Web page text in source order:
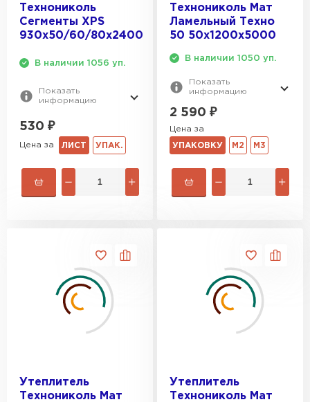
Технониколь
Сегменты XPS
930х50/60/80x2400
В наличии 1056 уп.
Показать
информацию
530 ₽
Цена за ЛИСТ УПАК.
Технониколь Мат
Ламельный Техно
50 50х1200х5000
В наличии 1050 уп.
Показать
информацию
2 590 ₽
Цена за
УПАКОВКУ М2 М3
Утеплитель
Технониколь Мат
Утеплитель
Технониколь Мат
Утеплитель Izolife
ВСЕ ПРОИЗВОДИТЕЛИ